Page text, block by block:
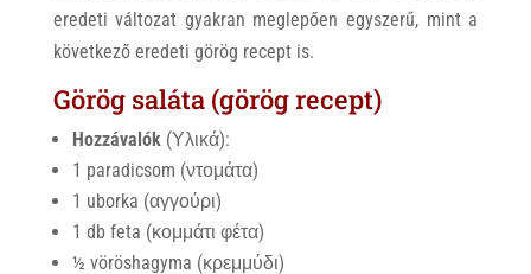
eredeti változat gyakran meglepően egyszerű, mint a
következő eredeti görög recept is.
Görög saláta (görög recept)
Hozzávalók (Υλικά):
1 paradicsom (ντομάτα)
1 uborka (αγγούρι)
1 db feta (κομμάτι φέτα)
½ vöröshagyma (κρεμμύδι)